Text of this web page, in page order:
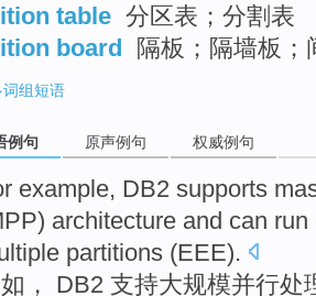
table 分区表；分割表
board
隔板；隔墙板；
词组短语
例句 原声例句 权威例句
example, DB2 supports
) architecture and can run
partitions (EEE).
， DB2 支持大规模并行处